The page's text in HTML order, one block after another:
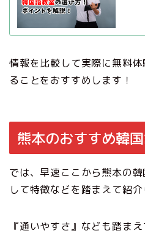
情報を比較して実際に無料
ることをおすすめします！
熊本のおすすめ韓
では、早速ここから熊本の
して特徴などを踏まえて紹介
『通いやすさ』なども踏ま